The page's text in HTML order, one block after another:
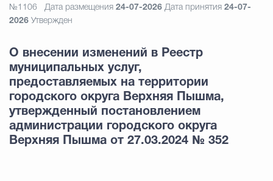
№1106 Дата размещения 24-07-2026 Дата принятия 24-07-
2026 Утвержден
О внесении изменений в Реестр
муниципальных услуг,
предоставляемых на территории
городского округа Верхняя Пышма,
утвержденный постановлением
администрации городского округа
Верхняя Пышма от 27.03.2024 № 352